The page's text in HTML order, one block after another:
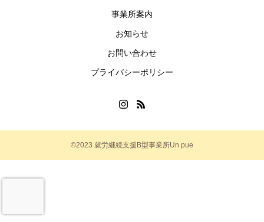
事業所案内
お知らせ
お問い合わせ
プライバシーポリシー
©2023 就労継続支援B型事業所Un pue